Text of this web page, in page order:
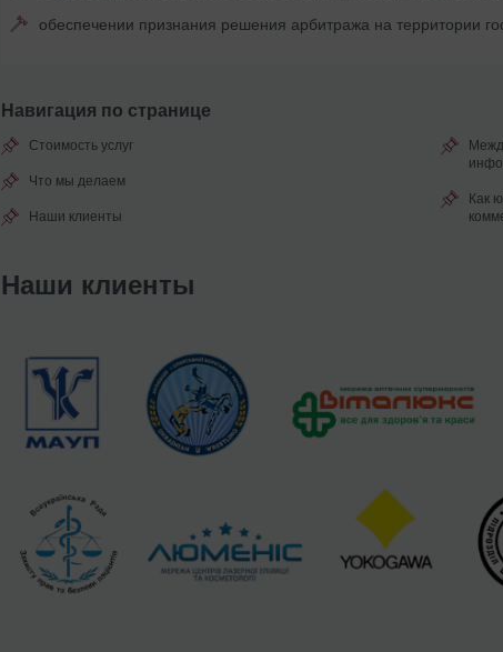
обеспечении признания решения арбитража на территории
Навигация по странице
Стоимость услуг
Что мы делаем
Наши клиенты
Как
Наши клиенты